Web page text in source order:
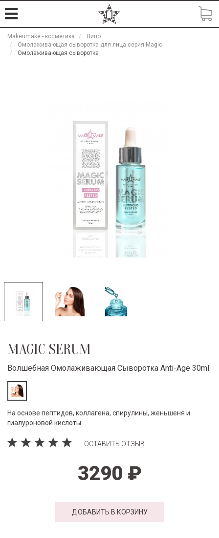
Makeumake - косметика
Лицо
Омолаживающая сыворотка для лица серия Magic
Омолаживающая сыворотка
MAGIC SERUM
Волшебная Омолаживающая Сыворотка Anti-Age 30ml
На основе пептидов, коллагена, спирулины, женьшеня и
гиалуроновой кислоты
ОСТАВИТЬ ОТЗЫВ
3290 ₽
ДОБАВИТЬ В КОРЗИНУ